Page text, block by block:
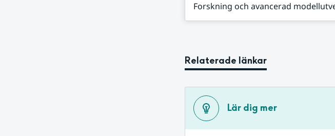
Forskning och avancerad
Relaterade länkar
Lär dig mer